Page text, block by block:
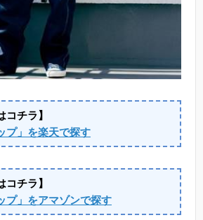
コチラ】
プ」を楽天で探す
コチラ】
プ」をアマゾンで探す